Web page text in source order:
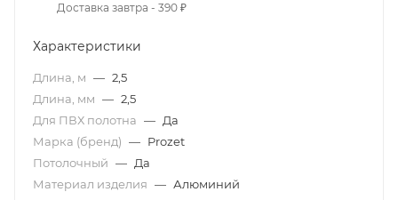
Доставка завтра - 390 ₽
Характеристики
Длина, м — 2,5
Длина, мм — 2,5
Для ПВХ полотна — Да
Марка (бренд) — Prozet
Потолочный — Да
Материал изделия — Алюминий